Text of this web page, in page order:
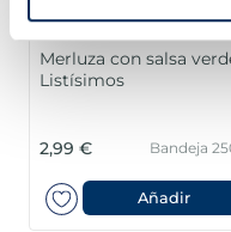
Merluza con salsa
Listísimos
2,99 € Bandeja
Añadir